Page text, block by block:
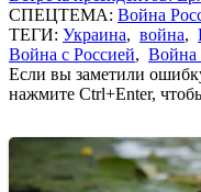
СПЕЦТЕМА: Война
ТЕГИ: Украина, война,
Война с Россией, Война
Если вы заметили
нажмите Ctrl+Enter,